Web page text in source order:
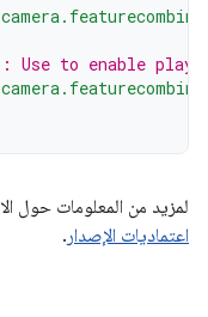
Use to enable
لمزيد من المعلومات حول
اعتماديات الإصدار .